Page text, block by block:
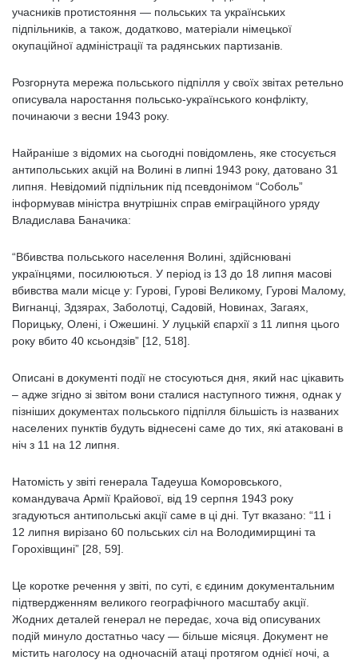
учасників протистояння — польських та українських
підпільників, а також, додатково, матеріали німецької
окупаційної адміністрації та радянських партизанів.
Розгорнута мережа польського підпілля у своїх звітах ретельно
описувала наростання польсько-українського конфлікту,
починаючи з весни 1943 року.
Найраніше з відомих на сьогодні повідомлень, яке стосується
антипольських акцій на Волині в липні 1943 року, датовано 31
липня. Невідомий підпільник під псевдонімом “Соболь”
інформував міністра внутрішніх справ еміграційного уряду
Владислава Баначика:
“Вбивства польського населення Волині, здійснювані
українцями, посилюються. У період із 13 до 18 липня масові
вбивства мали місце у: Гурові, Гурові Великому, Гурові Малому,
Вигнанці, Здзярах, Забoлотці, Садовій, Новинах, Загаях,
Порицьку, Олені, і Ожешині. У луцькій єпархії з 11 липня цього
року вбито 40 ксьондзів” [12, 518].
Описані в документі події не стосуються дня, який нас цікавить
– адже згідно зі звітом вони сталися наступного тижня, однак у
пізніших документах польського підпілля більшість із названих
населених пунктів будуть віднесені саме до тих, які атаковані в
ніч з 11 на 12 липня.
Натомість у звіті генерала Тадеуша Коморовського,
командувача Армії Крайової, від 19 серпня 1943 року
згадуються антипольські акції саме в ці дні. Тут вказано: “11 і
12 липня вирізано 60 польських сіл на Володимирщині та
Горохівщині” [28, 59].
Це коротке речення у звіті, по суті, є єдиним документальним
підтвердженням великого географічного масштабу акції.
Жодних деталей генерал не передає, хоча від описуваних
подій минуло достатньо часу — більше місяця. Документ не
містить наголосу на одночасній атаці протягом однієї ночі, а